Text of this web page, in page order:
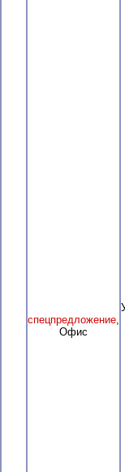
спецпредложение,
Офис